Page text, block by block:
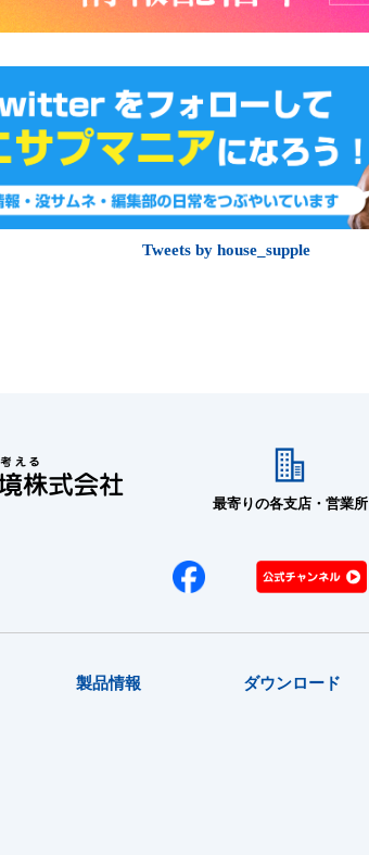
Tweets by house_supple
最寄りの各支店・営業所
製品情報 ダウンロード